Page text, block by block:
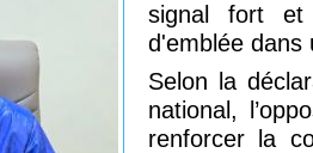
signal fort et
d'emblée dans
Selon la
national,
renforcer la